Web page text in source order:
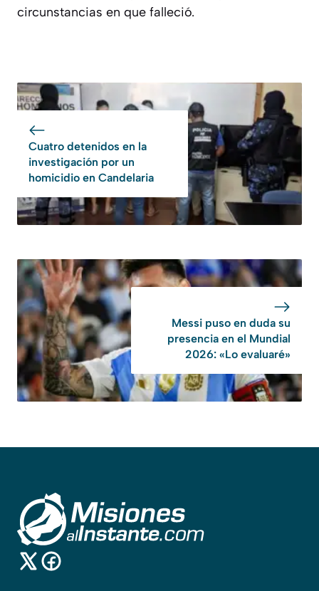
circunstancias en que falleció.
Cuatro detenidos en la
investigación por un
homicidio en Candelaria
Messi puso en duda su
presencia en el Mundial
2026: «Lo evaluaré»